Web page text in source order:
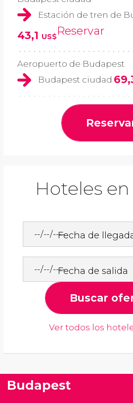
Estación de tren de
43,1 US$Reservar
Aeropuerto de Budapest
Budapest ciudad
Hoteles
Fecha de
Fecha de salida
Buscar
Ver todos los
Budapest